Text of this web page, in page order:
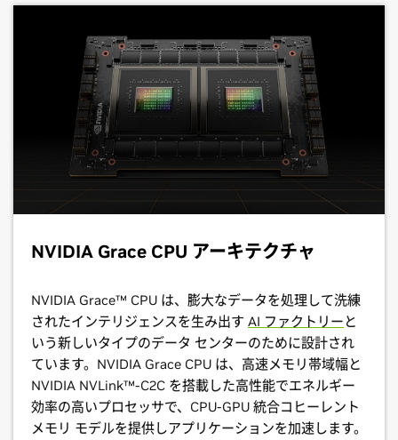
NVIDIA Grace CPU アーキテクチャ
NVIDIA Grace™ CPU は、膨大なデータを処理して洗練
されたインテリジェンスを生み出す AI ファクトリー と
いう新しいタイプのデータ センターのために設計され
ています。NVIDIA Grace CPU は、高速メモリ帯域幅と
NVIDIA NVLink™-C2C を搭載した高性能でエネルギー
効率の高いプロセッサで、CPU-GPU 統合コヒーレント
メモリ モデルを提供しアプリケーションを加速します。